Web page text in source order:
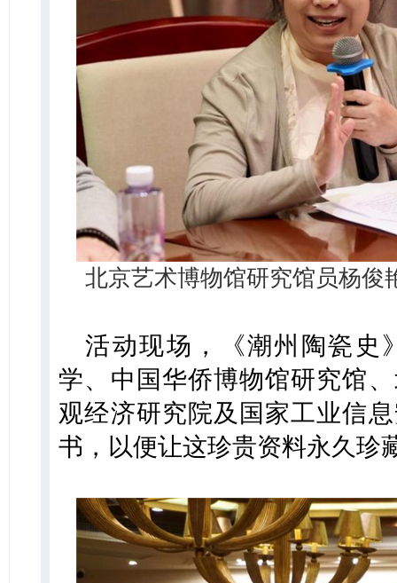
北京艺术博物馆研究馆员杨俊
活动现场，《潮州陶瓷史
学、中国华侨博物馆研究馆
观经济研究院及国家工业信
书，以便让这珍贵资料永久珍